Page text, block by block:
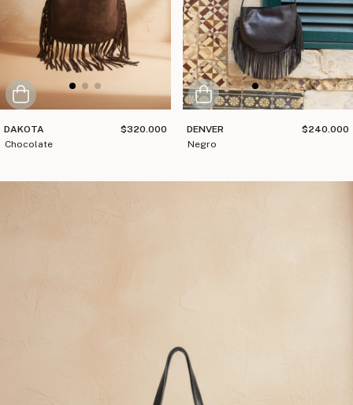
DAKOTA
chocolate
$320.000
DENVER
negro
$240.000